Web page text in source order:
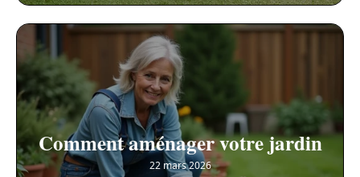
Comment aménager votre jardin
22 mars 2026